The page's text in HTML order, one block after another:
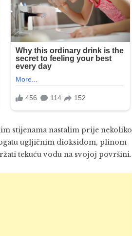
stijenama nastalim prije nekoliko
ugljičnim dioksidom, plinom
tekuću vodu na svojoj površini.